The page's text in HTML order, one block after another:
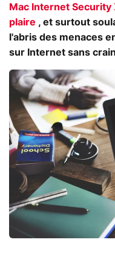
Mac Internet
plaire , et surtout
l'abris des menaces
sur Internet sans